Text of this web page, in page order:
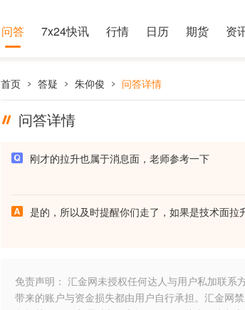
问答 7x24快讯 行情 日历 期货 资
首页 答疑 朱仰俊 问答详情
问答详情
刚才的拉升也属于消息面，老师参考一下
是的，所以及时提醒你们走了，如果是技术面拉
免责声明： 汇金网未授权任何达人与用户私加联
带来的账户与资金损失都由用户自行承担。汇金网